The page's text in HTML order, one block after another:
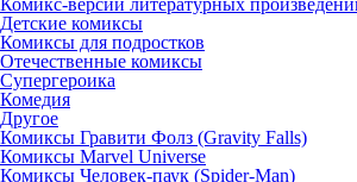
Детские комиксы
Комиксы для подростков
Отечественные комиксы
Супергероика
Комедия
Другое
Комиксы Гравити Фолз (Gravity Falls)
Комиксы Marvel Universe
Комиксы Человек-паук (Spider-Man)